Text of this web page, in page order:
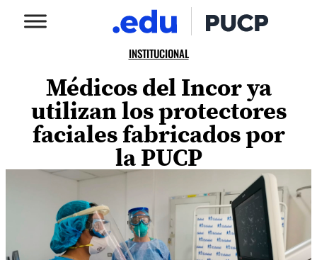
INSTITUCIONAL
Médicos del Incor ya
utilizan los protectores
faciales fabricados por
la PUCP